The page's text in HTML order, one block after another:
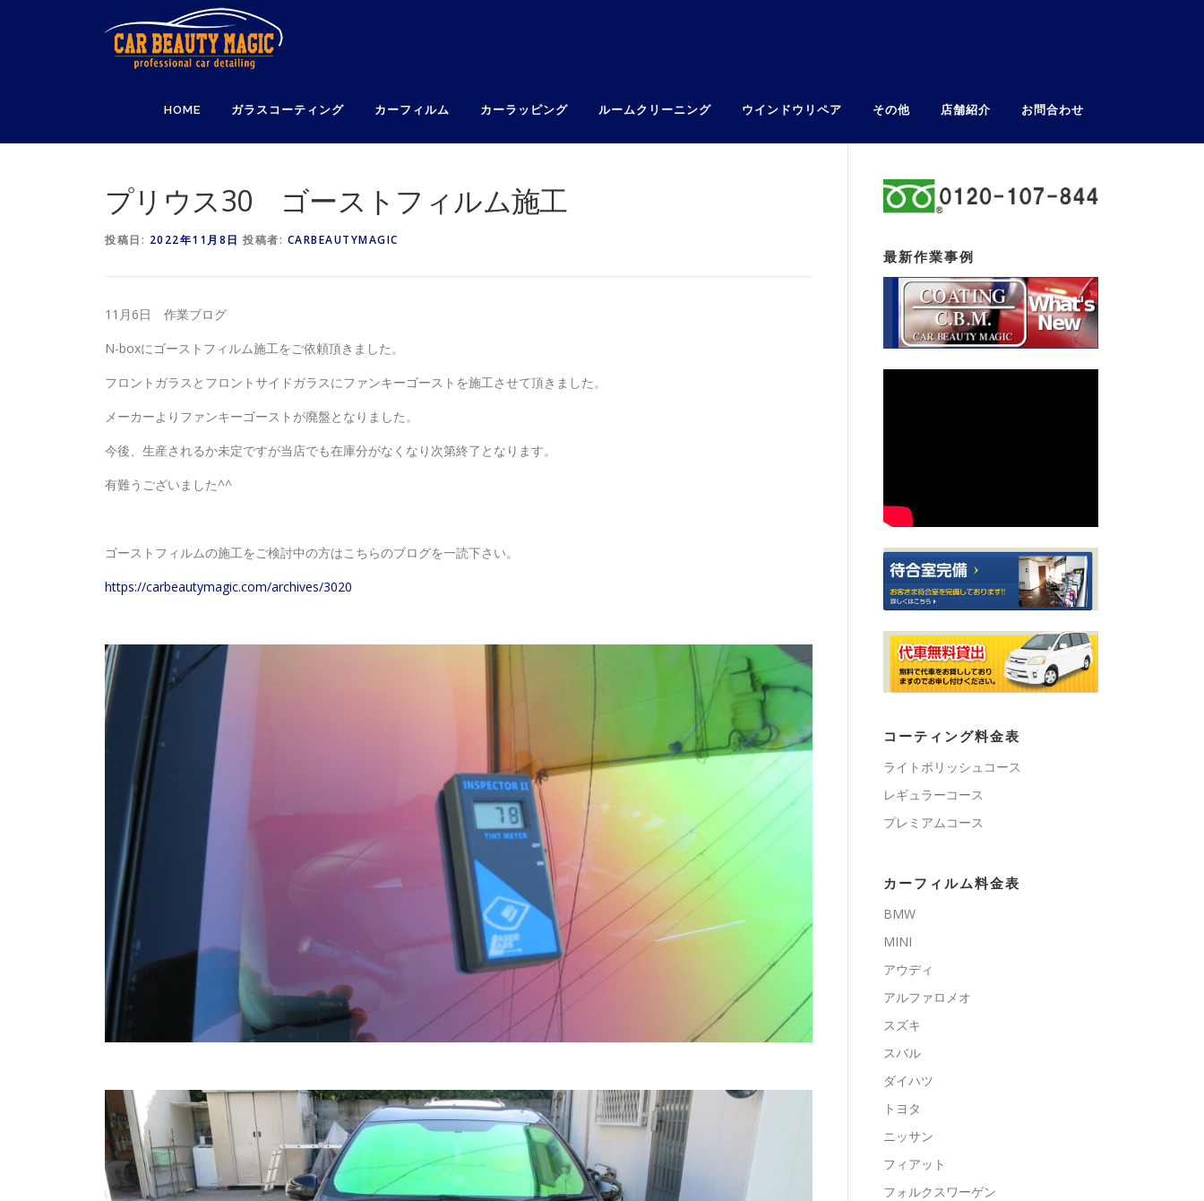
HOME ガラスコーティング カーフィルム カーラッピング ルームクリーニング ウインドウリペア その他 店舗紹介 お問合わせ
プリウス30 ゴーストフィルム施工
投稿日: 2022年11月8日 投稿者: CARBEAUTYMAGIC
11月6日 作業ブログ
N-boxにゴーストフィルム施工をご依頼頂きました。
フロントガラスとフロントサイドガラスにファンキーゴーストを施工させて頂きました。
メーカーよりファンキーゴーストが廃盤となりました。
今後、生産されるか未定ですが当店でも在庫分がなくなり次第終了となります。
有難うございました^^
ゴーストフィルムの施工をご検討中の方はこちらのブログを一読下さい。
https://carbeautymagic.com/archives/3020
最新作業事例
コーティング料金表
ライトポリッシュコース
レギュラーコース
プレミアムコース
カーフィルム料金表
BMW
MINI
アウディ
アルファロメオ
スズキ
スバル
ダイハツ
トヨタ
ニッサン
フィアット
フォルクスワーゲン